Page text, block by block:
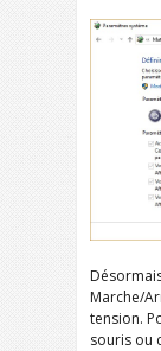
Marche/
tension.
souris ou